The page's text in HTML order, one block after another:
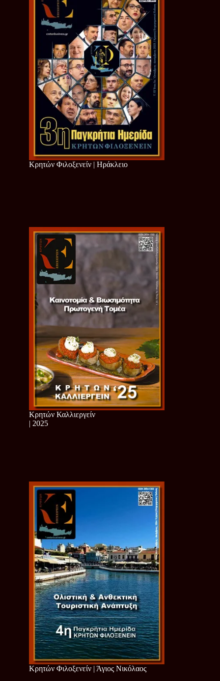
Κρητών Φιλοξενείν | Ηράκλειο
Κρητών Καλλιεργείν
| 2025
Κρητών Φιλοξενείν | Άγιος Νικόλαος